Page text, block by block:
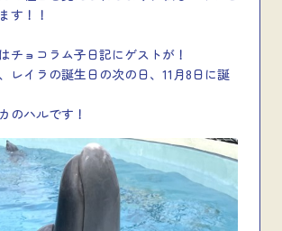
す！！
チョコラム子日記にゲストが！
レイラの誕生日の次の日、11月8日に誕
のハルです！